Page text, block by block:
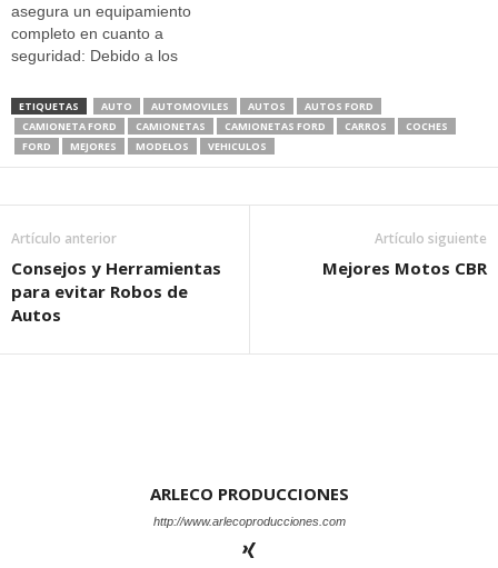
de la temporada 09-10. Se…
asegura un equipamiento
completo en cuanto a
seguridad: Debido a los
vuelco de los autos a todo
terreno en general, el Ford
Explorer ha instalado el
control de estabilidad
antivuelco Roll Stability
Control (RSC) que…
ETIQUETAS AUTO AUTOMOVILES AUTOS
AUTOS FORD
CAMIONETA FORD
CAMIONETAS CAMIONETAS FORD CARROS
COCHES
FORD
MEJORES MODELOS VEHICULOS
Artículo anterior
Consejos y Herramientas
para evitar Robos de
Autos
Artículo siguiente
Mejores Motos CBR
ARLECO PRODUCCIONES
http://www.arlecoproducciones.com